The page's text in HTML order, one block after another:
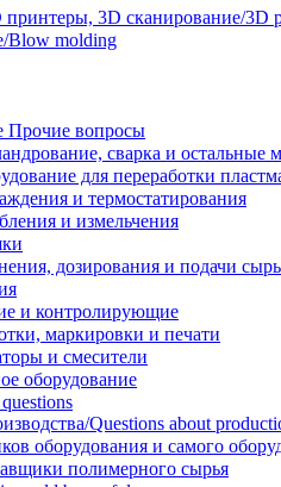
3D сканирование/3D
molding
вопросы
сварка и остальные
для переработки
и термостатирования
и измельчения
дозирования и подачи
и контролирующие
маркировки и печати
и смесители
оборудование
Questions about
оборудования и самого
полимерного сырья